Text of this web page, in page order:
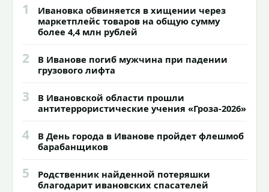
1
Ивановка обвиняется в хищении через
маркетплейс товаров на общую сумму
более 4,4 млн рублей
2
В Иванове погиб мужчина при падении
грузового лифта
3
В Ивановской области прошли
антитеррористические учения «Гроза-2026»
4
В День города в Иванове пройдет флешмоб
барабанщиков
5
Родственник найденной потеряшки
благодарит ивановских спасателей